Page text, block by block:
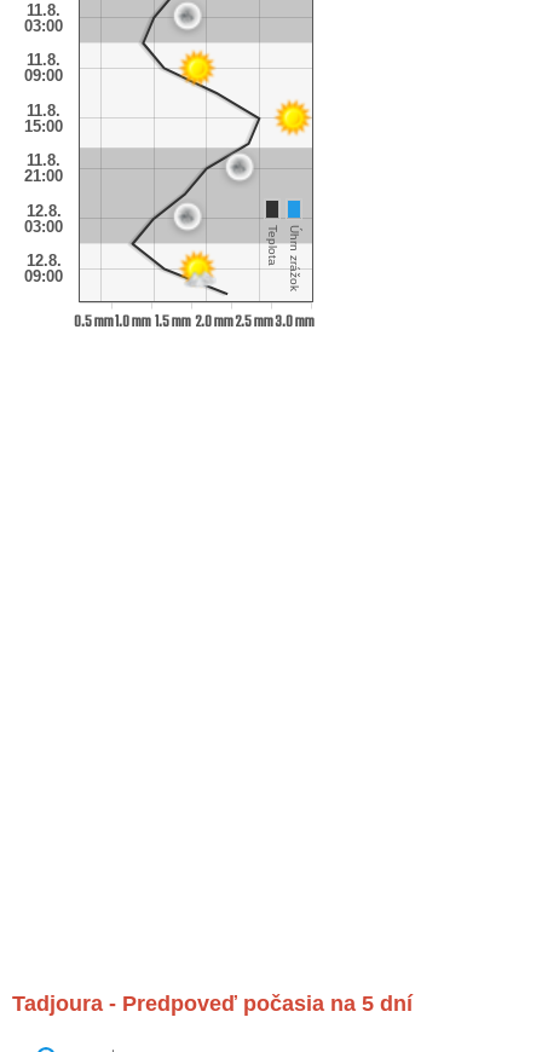
11.8.
03:00
11.8.
09:00
11.8.
15:00
11.8.
21:00
12.8.
03:00
12.8.
09:00
0.5 mm1.0 mm1.5 mm2.0 mm2.5 mm3.0 mm
Úhrn zrážok
Teplota
Tadjoura - Predpoveď počasia na 5 dní